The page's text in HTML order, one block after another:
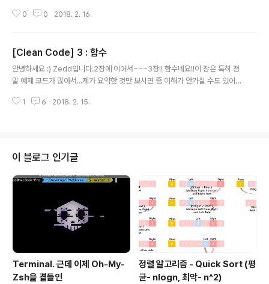
이라고....느꼈었죠아무튼 차근차근 알아보려고 합니다!!!!
학, 인간공학 등의 분야에서 쓰이는 용어로, 사용자의 신체
적 특성이나, 지역, 성별, 나이, 지식 수준, 기술, 체험과 같
은 제한 사항을 고려하여 가능한 많은 사용자가 불편 없이
가 할 때 쓰이는 말이다. 접근성이 높다는 것은 이러한 제한
0 0 2018. 2. 16.
[Clean Code] 3 : 함수
안녕하세요 :) Zedd입니다.2장에 이어서~~~3장!! 함수네요!!이 장은 특히 정
말 예제 코드가 많아서...제가 요약한 것만 보시면 좀 이해가 안가실 수도 있어
약을 하긴 할건데요, 암튼 완벽히 이해하실려면 코드를 같이 봐야 한다는 사실
관적으로 파악 할 수 있을까? 시작할게요!! 함수 ● 작게 만들어라! - 함수를 만
드는 첫째 규칙은 '작게!'다. - 함수를 만드는 둘째 규칙은 '더 ..
1 6 2018. 2. 15.
이 블로그 인기글
Terminal. 근데 이제 Oh-My-
Zsh을 곁들인
정렬 알고리즘 - Quick Sort (평
균- nlogn, 최악- n^2)